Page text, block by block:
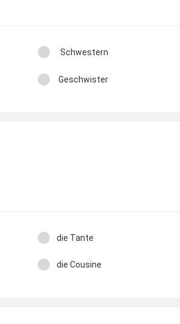
Schwestern
Geschwister
die Tante
die Cousine